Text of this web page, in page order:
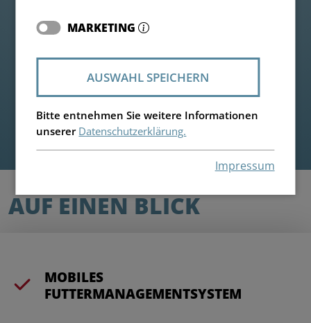
AUF EINEN BLICK
MOBILES
FUTTERMANAGEMENTSYSTEM
MARKETING
AUSWAHL SPEICHERN
Bitte entnehmen Sie weitere Informationen
unserer Datenschutzerklärung.
Impressum